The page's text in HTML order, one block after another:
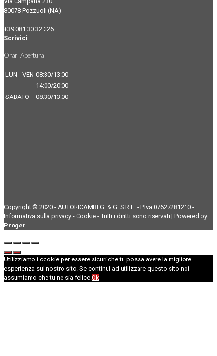
80078 Pozzuoli (NA)
+39 081 30 32 326
Scrivici
Orari Apertura
LUN - VEN 08:30/13:00
14:00/20:00
SABATO
08:30/13:00
Copyright © 2020 - AUTORICAMBI G. & G. S.R.L. - P.Iva 07627281210 -
Informativa sulla privacy - Cookie - Tutti i diritti sono riservati | Powered by
Proger
Utilizziamo i cookie per essere sicuri che tu possa avere la migliore
esperienza sul nostro sito. Se continui ad utilizzare questo sito noi
assumiamo che tu ne sia felice.Ok